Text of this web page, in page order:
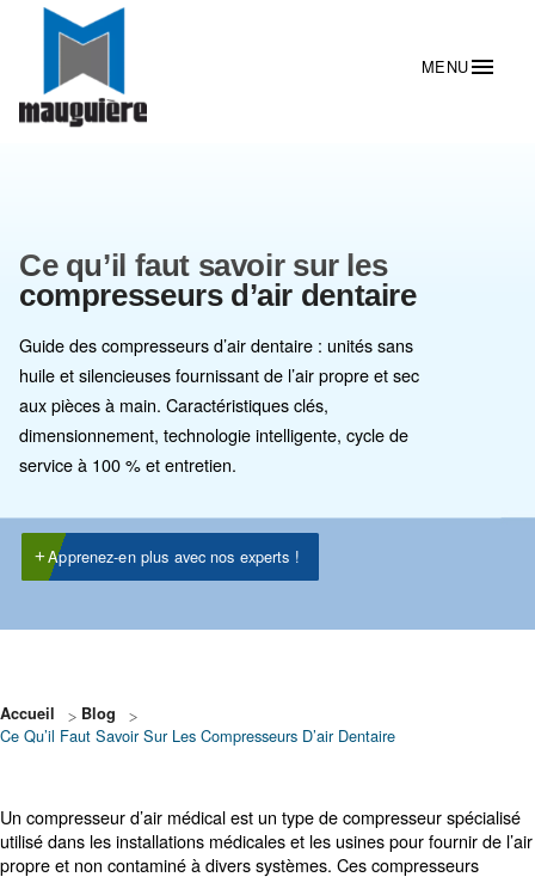
Ce qu’il faut savoir sur les
compresseurs d’air dentaire
Guide des compresseurs d’air dentaire : unités sans
huile et silencieuses fournissant de l’air propre et sec
dimensionnement, technologie intelligente, cycle de
service à 100 % et entretien.